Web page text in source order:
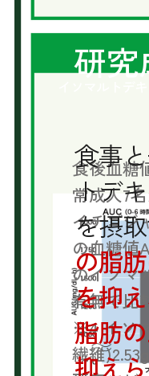
食後血糖
常成人7
イチゴジ
の血糖値
のイソマ
有無で比
※4 イソ
繊維
研究
食事
トデ
を摂
の脂
を抑
脂肪
抑え